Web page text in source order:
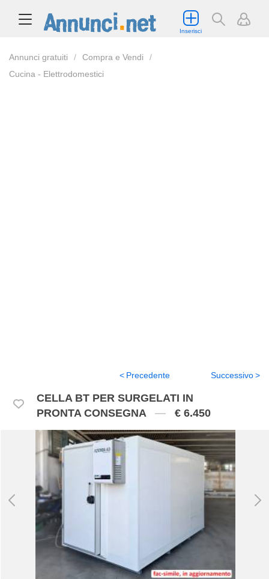
Inserisci
Annunci gratuiti
Compra e Vendi
Cucina - Elettrodomestici
CELLA BT PER SURGELATI IN
PRONTA CONSEGNA
€ 6.450
Precedente Successivo